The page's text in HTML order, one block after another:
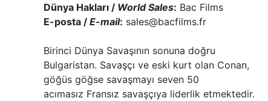
Dünya Hakları / World Sales: Bac Films
E-posta / E-mail: sales@bacfilms.fr
Birinci Dünya Savaşının sonuna doğru
Bulgaristan. Savaşçı ve eski kurt olan Conan,
göğüs göğse savaşmayı seven 50
acımasız Fransız savaşçıya liderlik etmektedir.